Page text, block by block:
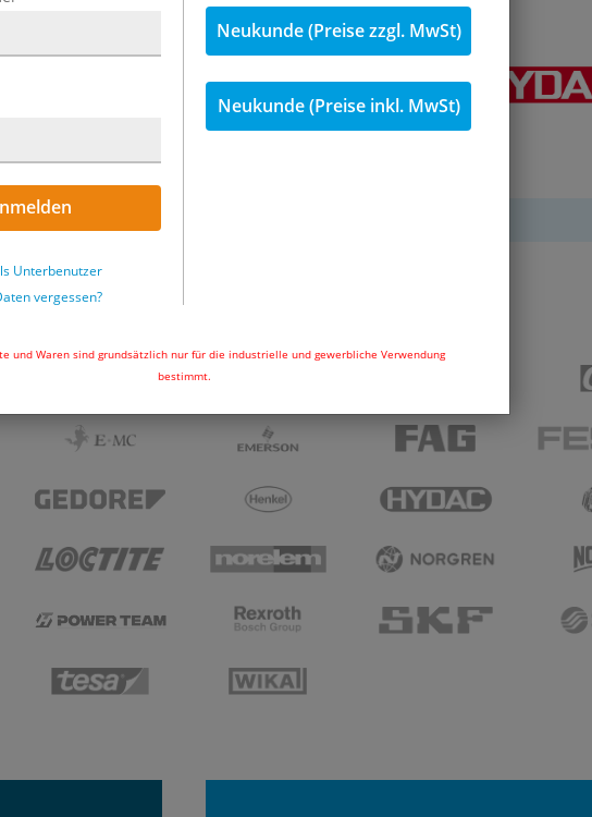
Unterbenutzer
vergessen?
Neukunde (Preise zzgl. MwSt)
Neukunde (Preise inkl. MwSt)
und Waren sind grundsätzlich nur für die industrielle und gewerbliche Verwendung
bestimmt.